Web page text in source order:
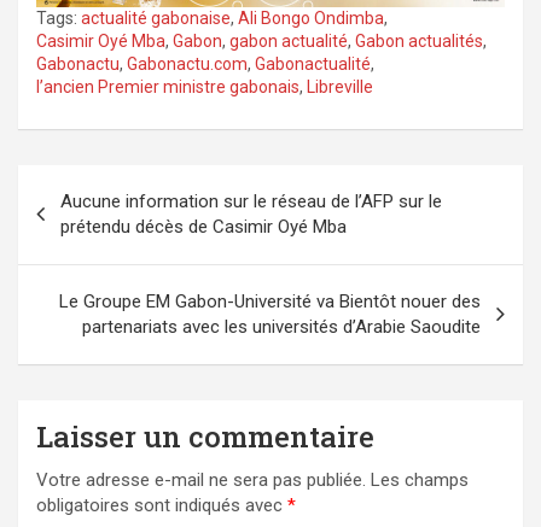
Tags: actualité gabonaise, Ali Bongo Ondimba,
Casimir Oyé Mba, Gabon, gabon actualité, Gabon actualités,
Gabonactu, Gabonactu.com, Gabonactualité,
l’ancien Premier ministre gabonais, Libreville
de
l’article
Aucune information sur le réseau de l’AFP sur le
prétendu décès de Casimir Oyé Mba
Le Groupe EM Gabon-Université va Bientôt nouer des
partenariats avec les universités d’Arabie Saoudite
Laisser un commentaire
Votre adresse e-mail ne sera pas publiée. Les champs
obligatoires sont indiqués avec *